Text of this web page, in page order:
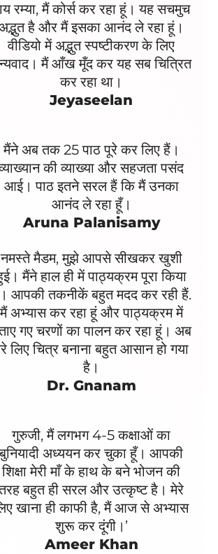
रम्या, मैं कोर्स कर रहा हूं। यह सचमुच
है और मैं इसका आनंद ले रहा हूं।
वीडियो में अद्भुत स्पष्टीकरण के लिए
मैं आँख मूँद कर यह सब चित्रित
कर रहा था।
Jeyaseelan
मैंने अब तक 25 पाठ पूरे कर लिए हैं।
की व्याख्या और सहजता पसंद
आई। पाठ इतने सरल हैं कि मैं उनका
आनंद ले रहा हूँ।
Aruna Palanisamy
नमस्ते मैडम, मुझे आपसे सीखकर खुशी
मैंने हाल ही में पाठ्यक्रम पूरा किया
आपकी तकनीकें बहुत मदद कर रही हैं.
मैं अभ्यास कर रहा हूं और पाठ्यक्रम में
गए चरणों का पालन कर रहा हूं। अब
लिए चित्र बनाना बहुत आसान हो गया
है।
Dr. Gnanam
गुरुजी, मैं लगभग 4-5 कक्षाओं का
बुनियादी अध्ययन कर चुका हूँ। आपकी
शिक्षा मेरी माँ के हाथ के बने भोजन की
बहुत ही सरल और उत्कृष्ट है। मेरे
खाना ही काफी है, मैं आज से अभ्यास
शुरू कर दूंगी।’
Ameer Khan